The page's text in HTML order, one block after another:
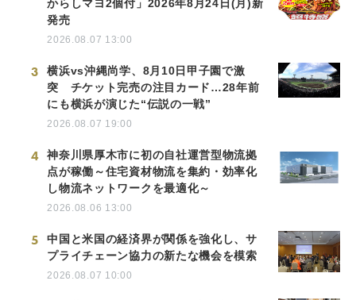
からしマヨ2個付」2026年8月24日(月)新
発売
2026.08.07 13:00
3
横浜vs沖縄尚学、8月10日甲子園で激
突 チケット完売の注目カード…28年前
にも横浜が演じた“伝説の一戦”
2026.08.07 19:00
4
神奈川県厚木市に初の自社運営型物流拠
点が稼働～住宅資材物流を集約・効率化
し物流ネットワークを最適化～
2026.08.06 13:00
5
中国と米国の経済界が関係を強化し、サ
プライチェーン協力の新たな機会を模索
2026.08.07 10:00